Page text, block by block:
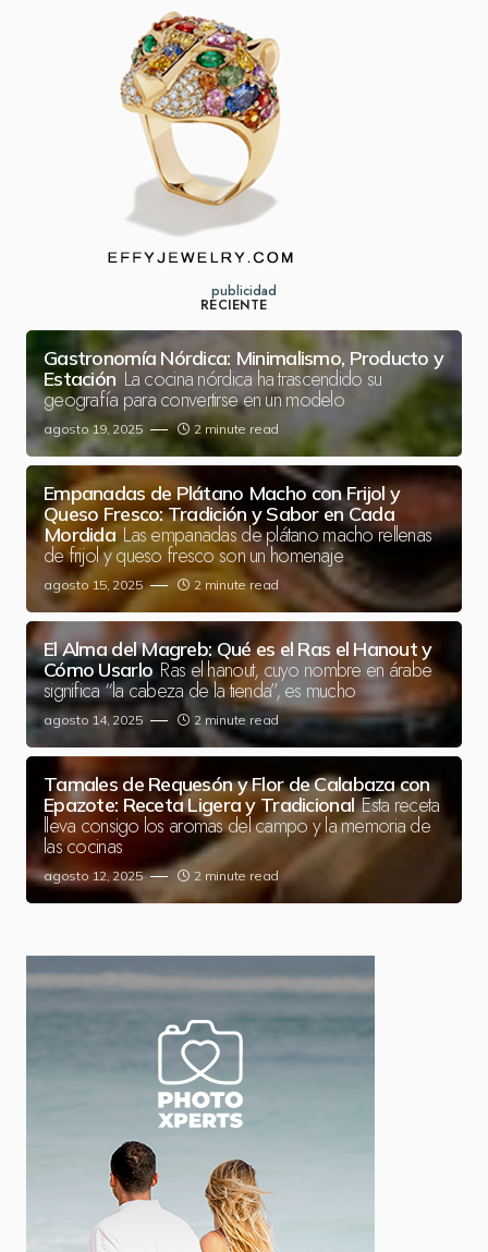
publicidad
RECIENTE
Gastronomía Nórdica: Minimalismo, Producto y
Estación La cocina nórdica ha trascendido su
geografía para convertirse en un modelo
agosto 19, 2025 2 minute read
Empanadas de Plátano Macho con Frijol y
Queso Fresco: Tradición y Sabor en Cada
Mordida Las empanadas de plátano macho rellenas
de frijol y queso fresco son un homenaje
agosto 15, 2025 2 minute read
El Alma del Magreb: Qué es el Ras el Hanout y
Cómo Usarlo Ras el hanout, cuyo nombre en árabe
significa “la cabeza de la tienda”, es mucho
agosto 14, 2025 2 minute read
Tamales de Requesón y Flor de Calabaza con
Epazote: Receta Ligera y Tradicional Esta receta
lleva consigo los aromas del campo y la memoria de
las cocinas
agosto 12, 2025 2 minute read